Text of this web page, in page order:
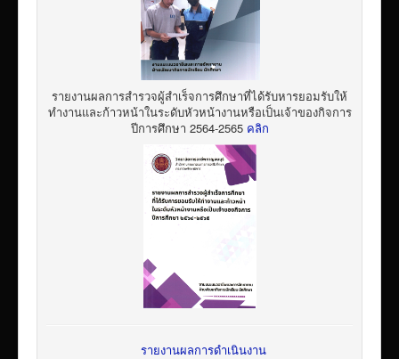
รายงานผลการสำรวจผู้สำเร็จการศึกษาที่ได้รับหารยอมรับให้
ทำงานและก้าวหน้าในระดับหัวหน้างานหรือเป็นเจ้าของกิจการ
ปีการศึกษา 2564-2565 คลิก
รายงานผลการดำเนินงาน